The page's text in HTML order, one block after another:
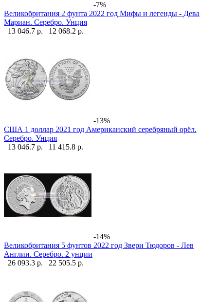
-7%
Великобритания 2 фунта 2022 год Мифы и легенды - Дева
Мариан. Серебро. Унция
13 046.7 р.
12 068.2 р.
-13%
США 1 доллар 2021 год Американский серебряный орёл.
Серебро. Унция
13 046.7 р.
11 415.8 р.
-14%
Великобритания 5 фунтов 2022 год Звери Тюдоров - Лев
Англии. Серебро. 2 унции
26 093.3 р.
22 505.5 р.